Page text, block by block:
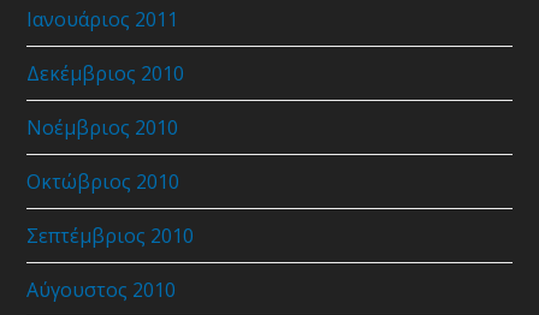
Ιανουάριος 2011
Δεκέμβριος 2010
Νοέμβριος 2010
Οκτώβριος 2010
Σεπτέμβριος 2010
Αύγουστος 2010